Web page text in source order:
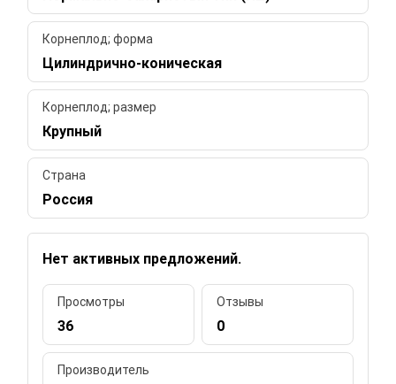
Корнеплод; форма
Цилиндрично-коническая
Корнеплод; размер
Крупный
Страна
Россия
Нет активных предложений.
Просмотры
36
Отзывы
0
Производитель